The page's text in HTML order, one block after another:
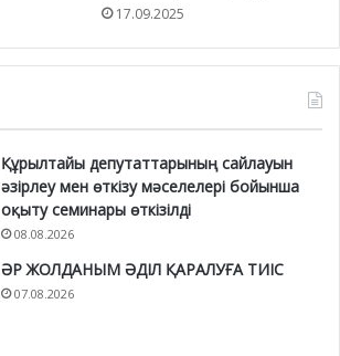
17.09.2025
Құрылтайы депутаттарының сайлауын
әзірлеу мен өткізу мәселелері бойынша
оқыту семинары өткізілді
08.08.2026
ӘР ЖОЛДАНЫМ ӘДІЛ ҚАРАЛУҒА ТИІС
07.08.2026